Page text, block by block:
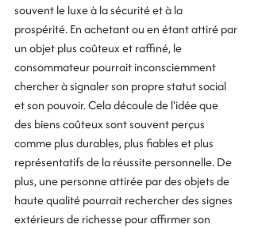
souvent le luxe à la sécurité et à la
prospérité. En achetant ou en étant attiré par
un objet plus coûteux et raffiné, le
consommateur pourrait inconsciemment
chercher à signaler son propre statut social
et son pouvoir. Cela découle de l'idée que
des biens coûteux sont souvent perçus
comme plus durables, plus fiables et plus
représentatifs de la réussite personnelle. De
plus, une personne attirée par des objets de
haute qualité pourrait rechercher des signes
extérieurs de richesse pour affirmer son